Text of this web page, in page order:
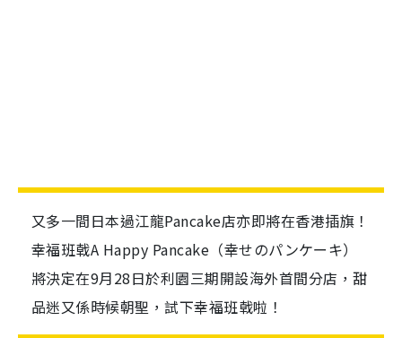
又多一間日本過江龍Pancake店亦即將在香港插旗！
幸福班戟A Happy Pancake（幸せのパンケーキ）
將決定在9月28日於利園三期開設海外首間分店，甜
品迷又係時候朝聖，試下幸福班戟啦！